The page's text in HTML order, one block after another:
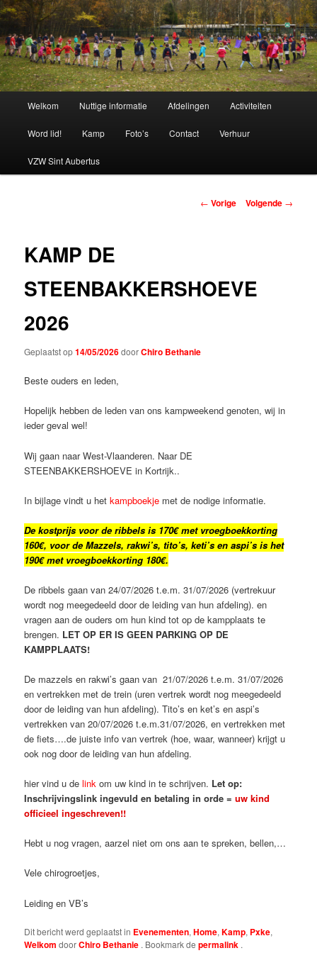
Spring
naar
de
primaire
inhoudChiro Bethanie
Welkom Nuttige informatie Afdelingen Activiteiten
Word lid! Kamp Foto’s Contact Verhuur
VZW Sint Aubertus
Berichtnavigatie
← Vorige Volgende →
KAMP DE
STEENBAKKERSHOEVE
2026
Geplaatst op14/05/2026doorChiro Bethanie
Beste ouders en leden,
Hopelijk hebben de leden van ons kampweekend genoten, wij in
ieder geval wel!
Wij gaan naar West-Vlaanderen. Naar DE
STEENBAKKERSHOEVE in Kortrijk..
In bijlage vindt u hetkampboekje met de nodige informatie.
De kostprijs voor de ribbels is 170€ met vroegboekkorting
160€, voor de Mazzels, rakwi’s, tito’s, keti’s en aspi’s is het
190€ met vroegboekkorting 180€.
De ribbels gaan van 24/07/2026 t.e.m. 31/07/2026 (vertrekuur
wordt nog meegedeeld door de leiding van hun afdeling). en
vragen aan de ouders om hun kind tot op de kampplaats te
brengen. LET OP ER IS GEEN PARKING OP DE
KAMPPLAATS!
De mazzels en rakwi’s gaan van 21/07/2026 t.e.m. 31/07/2026
en vertrekken met de trein (uren vertrek wordt nog meegedeeld
door de leiding van hun afdeling). Tito’s en ket’s en aspi’s
vertrekken van 20/07/2026 t.e.m.31/07/2026, en vertrekken met
de fiets….de juiste info van vertrek (hoe, waar, wanneer) krijgt u
ook nog door de leiding van hun afdeling.
hier vind u delink om uw kind in te schrijven. Let op:
Inschrijvingslink ingevuld en betaling in orde =uw kind
officieel ingeschreven!!
Hebt u nog vragen, aarzel niet om ons aan te spreken, bellen,…
Vele chirogroetjes,
Leiding en VB’s
Dit bericht werd geplaatst in Evenementen,Home,Kamp, Pxke,
Welkom doorChiro Bethanie . Bookmark depermalink .